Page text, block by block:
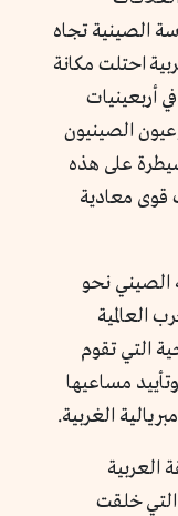
الصينية تجاه
احتلت مكانة
أربعينيات
الصينيون
على هذه
قوى معادية
الصيني نحو
العالمية
التي تقوم
مساعيها
الغربية.
العربية
التي خلقت